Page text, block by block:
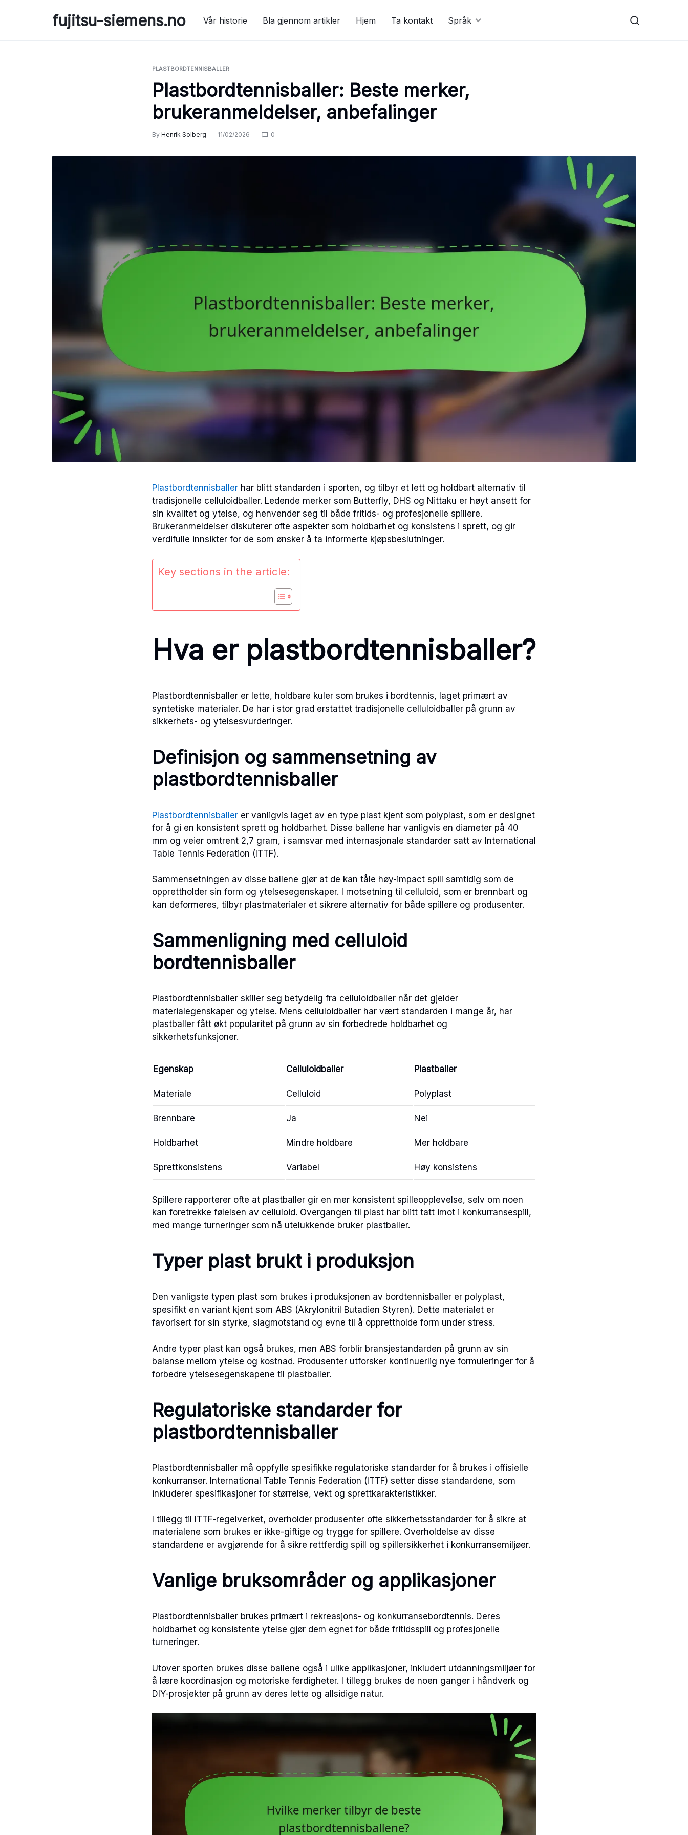
fujitsu-siemens.no Vår historie Bla gjennom artikler Hjem Ta kontakt Språk
PLASTBORDTENNISBALLER
Plastbordtennisballer: Beste merker,
brukeranmeldelser, anbefalinger
By Henrik Solberg 11/02/2026 0
Plastbordtennisballer har blitt standarden i sporten, og tilbyr et lett og holdbart alternativ til
tradisjonelle celluloidballer. Ledende merker som Butterfly, DHS og Nittaku er høyt ansett for
sin kvalitet og ytelse, og henvender seg til både fritids- og profesjonelle spillere.
Brukeranmeldelser diskuterer ofte aspekter som holdbarhet og konsistens i sprett, og gir
verdifulle innsikter for de som ønsker å ta informerte kjøpsbeslutninger.
Key sections in the article:
Hva er plastbordtennisballer?
Plastbordtennisballer er lette, holdbare kuler som brukes i bordtennis, laget primært av
syntetiske materialer. De har i stor grad erstattet tradisjonelle celluloidballer på grunn av
sikkerhets- og ytelsesvurderinger.
Definisjon og sammensetning av
plastbordtennisballer
Plastbordtennisballer er vanligvis laget av en type plast kjent som polyplast, som er designet
for å gi en konsistent sprett og holdbarhet. Disse ballene har vanligvis en diameter på 40
mm og veier omtrent 2,7 gram, i samsvar med internasjonale standarder satt av International
Table Tennis Federation (ITTF).
Sammensetningen av disse ballene gjør at de kan tåle høy-impact spill samtidig som de
opprettholder sin form og ytelsesegenskaper. I motsetning til celluloid, som er brennbart og
kan deformeres, tilbyr plastmaterialer et sikrere alternativ for både spillere og produsenter.
Sammenligning med celluloid
bordtennisballer
Plastbordtennisballer skiller seg betydelig fra celluloidballer når det gjelder
materialegenskaper og ytelse. Mens celluloidballer har vært standarden i mange år, har
plastballer fått økt popularitet på grunn av sin forbedrede holdbarhet og
sikkerhetsfunksjoner.
Egenskap Celluloidballer Plastballer
Materiale Celluloid Polyplast
Brennbare Ja Nei
Holdbarhet Mindre holdbare Mer holdbare
Sprettkonsistens Variabel Høy konsistens
Spillere rapporterer ofte at plastballer gir en mer konsistent spilleopplevelse, selv om noen
kan foretrekke følelsen av celluloid. Overgangen til plast har blitt tatt imot i konkurransespill,
med mange turneringer som nå utelukkende bruker plastballer.
Typer plast brukt i produksjon
Den vanligste typen plast som brukes i produksjonen av bordtennisballer er polyplast,
spesifikt en variant kjent som ABS (Akrylonitril Butadien Styren). Dette materialet er
favorisert for sin styrke, slagmotstand og evne til å opprettholde form under stress.
Andre typer plast kan også brukes, men ABS forblir bransjestandarden på grunn av sin
balanse mellom ytelse og kostnad. Produsenter utforsker kontinuerlig nye formuleringer for å
forbedre ytelsesegenskapene til plastballer.
Regulatoriske standarder for
plastbordtennisballer
Plastbordtennisballer må oppfylle spesifikke regulatoriske standarder for å brukes i offisielle
konkurranser. International Table Tennis Federation (ITTF) setter disse standardene, som
inkluderer spesifikasjoner for størrelse, vekt og sprettkarakteristikker.
I tillegg til ITTF-regelverket, overholder produsenter ofte sikkerhetsstandarder for å sikre at
materialene som brukes er ikke-giftige og trygge for spillere. Overholdelse av disse
standardene er avgjørende for å sikre rettferdig spill og spillersikkerhet i konkurransemiljøer.
Vanlige bruksområder og applikasjoner
Plastbordtennisballer brukes primært i rekreasjons- og konkurransebordtennis. Deres
holdbarhet og konsistente ytelse gjør dem egnet for både fritidsspill og profesjonelle
turneringer.
Utover sporten brukes disse ballene også i ulike applikasjoner, inkludert utdanningsmiljøer for
å lære koordinasjon og motoriske ferdigheter. I tillegg brukes de noen ganger i håndverk og
DIY-prosjekter på grunn av deres lette og allsidige natur.